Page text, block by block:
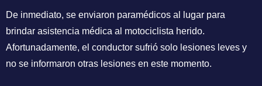
De inmediato, se enviaron paramédicos al lugar para
brindar asistencia médica al motociclista herido.
Afortunadamente, el conductor sufrió solo lesiones leves y
no se informaron otras lesiones en este momento.